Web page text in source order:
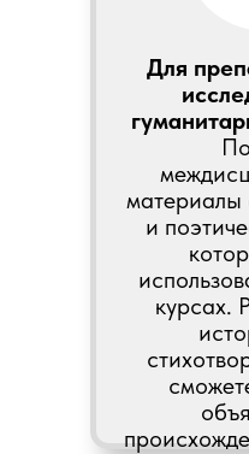
Для
материалы
и
курсах.